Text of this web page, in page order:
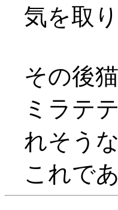
気を取
その後
ミラテ
れそう
これで